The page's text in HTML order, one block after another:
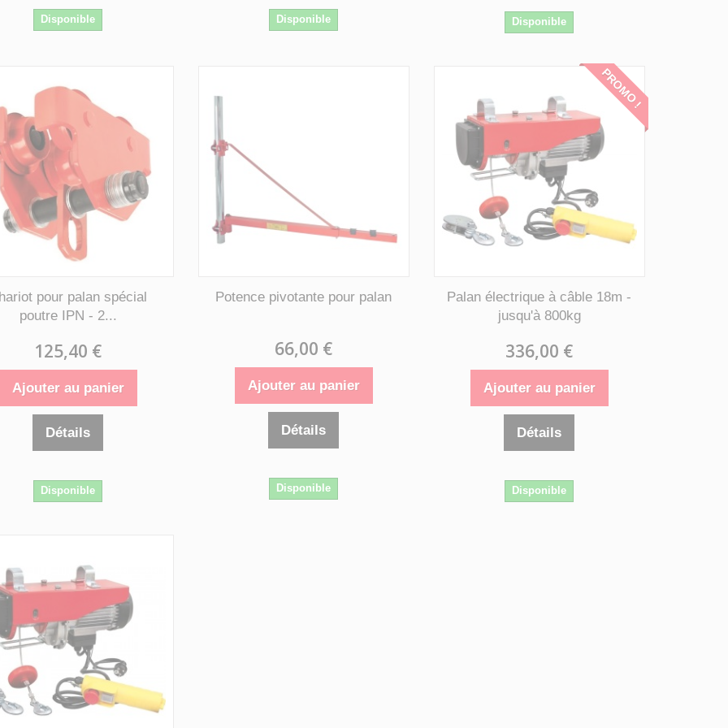
Disponible Disponible Disponible
pour palan spécial
poutre IPN - 2...
125,40 €
Ajouter au panier
Détails
Disponible
Potence pivotante pour palan
66,00 €
Ajouter au panier
Détails
Disponible
PROMO !
Palan électrique à câble 18m -
jusqu'à 800kg
336,00 €
Ajouter au panier
Détails
Disponible